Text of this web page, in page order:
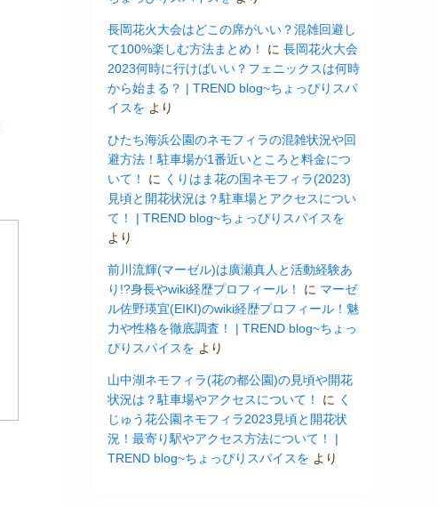
長岡花火大会はどこの席がいい？混雑回避し
て100%楽しむ方法まとめ！
に 長岡花火大会
2023何時に行けばいい？フェニックスは何時
から始まる？ | TREND blog~ちょっぴりスパ
イスを より
ひたち海浜公園のネモフィラの混雑状況や回
避方法！駐車場が1番近いところと料金につ
いて！
に くりはま花の国ネモフィラ(2023)
見頃と開花状況は？駐車場とアクセスについ
て！ | TREND blog~ちょっぴりスパイスを
より
前川流輝(マーゼル)は廣瀬真人と活動経験あ
り!?身長やwiki経歴プロフィール！
に マーゼ
ル佐野瑛宜(EIKI)のwiki経歴プロフィール！魅
力や性格を徹底調査！ | TREND blog~ちょっ
ぴりスパイスを より
山中湖ネモフィラ(花の都公園)の見頃や開花
状況は？駐車場やアクセスについて！
に く
じゅう花公園ネモフィラ2023見頃と開花状
況！最寄り駅やアクセス方法について！ |
TREND blog~ちょっぴりスパイスを より